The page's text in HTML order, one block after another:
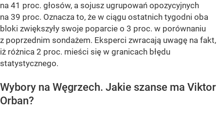
na 41 proc. głosów, a sojusz ugrupowań opozycyjnych
na 39 proc. Oznacza to, że w ciągu ostatnich tygodni oba
bloki zwiększyły swoje poparcie o 3 proc. w porównaniu
z poprzednim sondażem. Eksperci zwracają uwagę na fakt,
iż różnica 2 proc. mieści się w granicach błędu
statystycznego.
Wybory na Węgrzech. Jakie szanse ma Viktor
Orban?